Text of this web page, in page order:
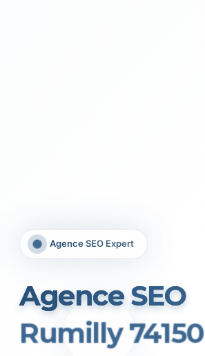
Agence SEO Expert
Agence SEO
Rumilly 74150